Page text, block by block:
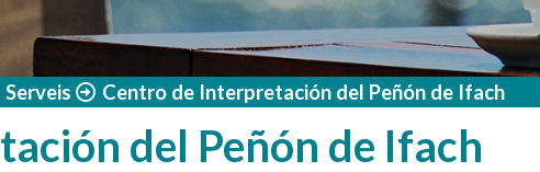
Serveis Centro de Interpretación del Peñón de Ifach
del Peñón de Ifach